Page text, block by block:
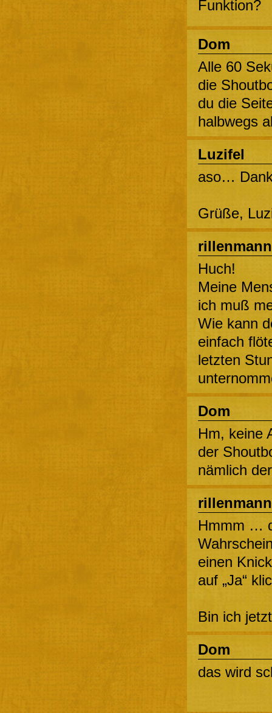
Funktion?
Dom
Alle 60
die
du die
halbwegs
Luzifel
aso…
Grüße,
Huch!
Meine
ich muß
Wie kann
einfach
letzten
Dom
Hm, keine
der
nämlich
Hmmm …
einen
auf „Ja“
Bin ich
Dom
das wird